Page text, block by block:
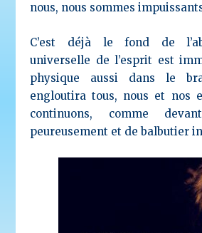
nous, nous sommes
C’est déjà le fond de
universelle de l’esprit est
physique aussi dans le
engloutira tous, nous et nos
continuons, comme
peureusement et de balbutier